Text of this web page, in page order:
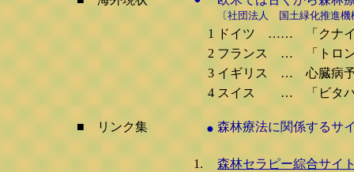
〔社団法人 国土緑化推進機
1
ドイツ …… 「クナイ
2 フランス … 「トロン
3 イギリス … 心臓病予
4 スイス … 「ビタパル
■ リンク集 ● 森林療法に関係するサ
1.
森林セラピー綜合サイ